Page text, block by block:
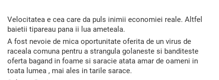
Velocitatea e cea care da puls inimii economiei reale. Altfel
baietii tipareau pana ii lua ameteala.
A fost nevoie de mica oportunitate oferita de un virus de
raceala comuna pentru a strangula golaneste si banditeste
oferta bagand in foame si saracie atata amar de oameni in
toata lumea , mai ales in tarile sarace.